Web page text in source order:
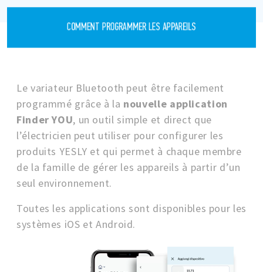
COMMENT PROGRAMMER LES APPAREILS
Le variateur Bluetooth peut être facilement
programmé grâce à la nouvelle application
Finder YOU, un outil simple et direct que
l’électricien peut utiliser pour configurer les
produits YESLY et qui permet à chaque membre
de la famille de gérer les appareils à partir d’un
seul environnement.
Toutes les applications sont disponibles pour les
systèmes iOS et Android.